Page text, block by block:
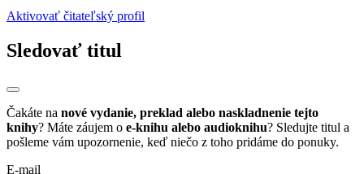
Aktivovať čitateľský profil
Sledovať titul
Čakáte na nové vydanie, preklad alebo naskladnenie tejto
knihy? Máte záujem o e-knihu alebo audioknihu? Sledujte titul a
pošleme vám upozornenie, keď niečo z toho pridáme do ponuky.
E-mail